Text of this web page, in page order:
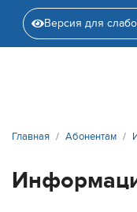
Версия для
Главная Абонентам